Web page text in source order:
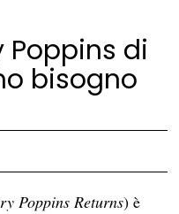
Poppins di
bisogno
Poppins Returns) è